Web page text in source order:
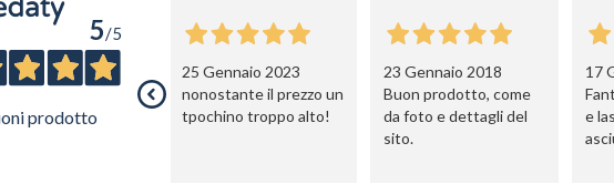
5/5
prodotto
25 Gennaio 2023
nonostante il prezzo un
tpochino troppo alto!
23 Gennaio 2018
Buon prodotto, come
da foto e dettagli del
sito.
17
e